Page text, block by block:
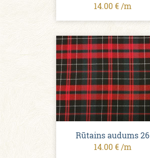
14.00 € /m
Rūtains audums 26
14.00 € /m